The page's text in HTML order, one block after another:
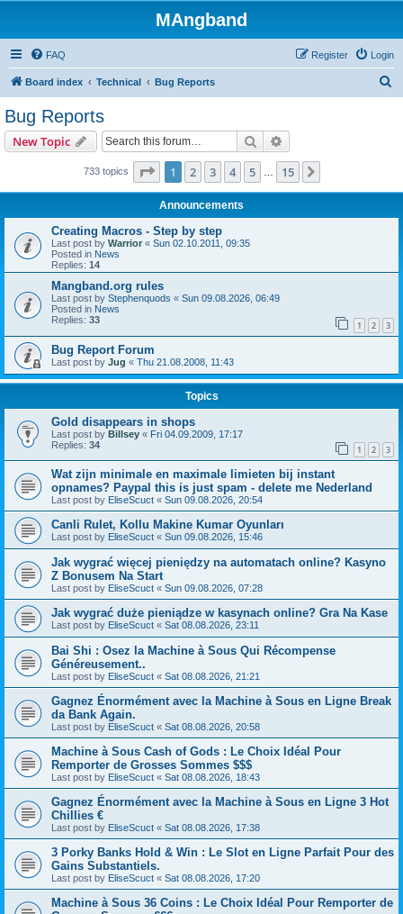
MAngband
FAQ Login
Register
Board index Technical Bug Reports
Bug Reports
New Topic Search
733 topics Page 1of 15
1 2 3 4 5 15
Announcements
Creating Macros - Step by step
Last post by Warrior « Sun 02.10.2011, 09:35
Posted in News
Replies: 14
Mangband.org rules
Last post by Stephenquods « Sun 09.08.2026, 06:49
Posted in News
Replies: 33 1 2 3
Bug Report Forum
Last post by Jug « Thu 21.08.2008, 11:43
Topics
Gold disappears in shops
Last post by Billsey « Fri 04.09.2009, 17:17
Replies: 34 1 2 3
Wat zijn minimale en maximale limieten bij instant
opnames? Paypal this is just spam - delete me Nederland
Last post by EliseScuct « Sun 09.08.2026, 20:54
Canli Rulet, Kollu Makine Kumar Oyunları
Last post by EliseScuct « Sun 09.08.2026, 15:46
Jak wygrać więcej pieniędzy na automatach online? Kasyno
Z Bonusem Na Start
Last post by EliseScuct « Sun 09.08.2026, 07:28
Jak wygrać duże pieniądze w kasynach online? Gra Na Kase
Last post by EliseScuct « Sat 08.08.2026, 23:11
Bai Shi : Osez la Machine à Sous Qui Récompense
Généreusement..
Last post by EliseScuct « Sat 08.08.2026, 21:21
Gagnez Énormément avec la Machine à Sous en Ligne Break
da Bank Again.
Last post by EliseScuct « Sat 08.08.2026, 20:58
Machine à Sous Cash of Gods : Le Choix Idéal Pour
Remporter de Grosses Sommes $$$
Last post by EliseScuct « Sat 08.08.2026, 18:43
Gagnez Énormément avec la Machine à Sous en Ligne 3 Hot
Chillies €
Last post by EliseScuct « Sat 08.08.2026, 17:38
3 Porky Banks Hold & Win : Le Slot en Ligne Parfait Pour des
Gains Substantiels.
Last post by EliseScuct « Sat 08.08.2026, 17:20
Machine à Sous 36 Coins : Le Choix Idéal Pour Remporter de